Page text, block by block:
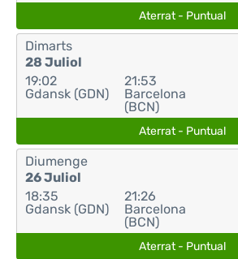
Aterrat - Puntual
Dimarts
28 Juliol
19:02
Gdansk (GDN)
21:53
Barcelona
(BCN)
Aterrat - Puntual
Diumenge
26 Juliol
18:35
Gdansk (GDN)
21:26
Barcelona
(BCN)
Aterrat - Puntual